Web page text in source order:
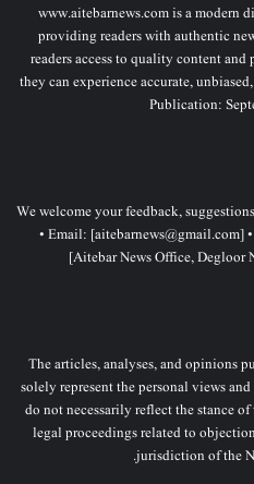
www.aitebarnews.com is a modern
providing readers with authentic
readers access to quality content
they can experience accurate,
Publication:
We welcome your feedback,
• Email: [aitebarnews@gmail.com]
[Aitebar News Office, Degloor
The articles, analyses, and opinions
solely represent the personal views
do not necessarily reflect the stance
legal proceedings related to
jurisdiction of the